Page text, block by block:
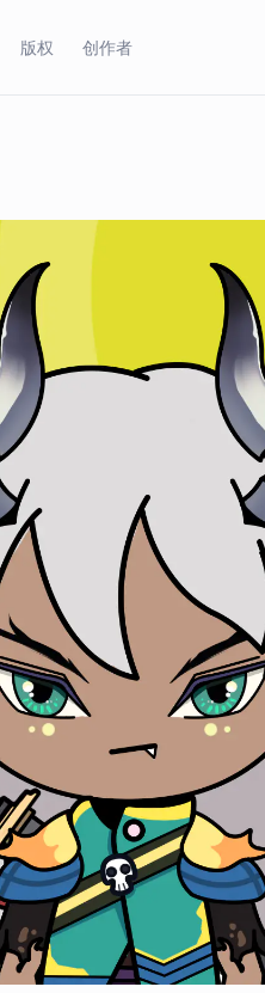
版权 创作者